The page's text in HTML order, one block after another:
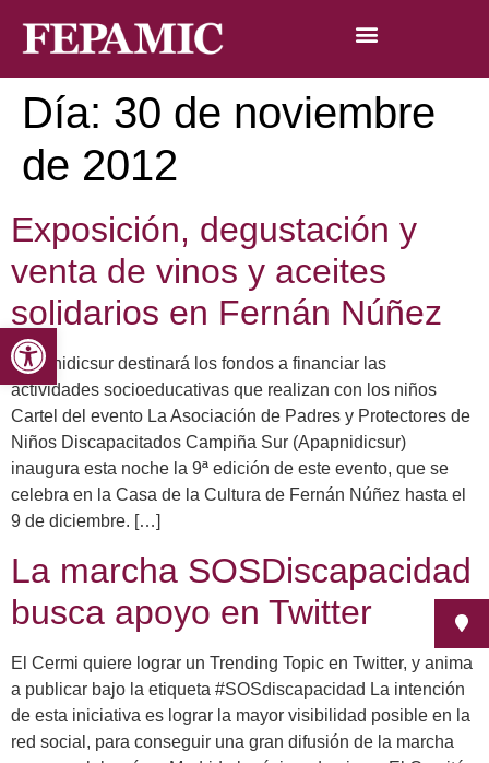
Abrir barra de herramientas
Día: 30 de noviembre
de 2012
Exposición, degustación y
venta de vinos y aceites
solidarios en Fernán Núñez
Apapnidicsur destinará los fondos a financiar las
actividades socioeducativas que realizan con los niños
Cartel del evento La Asociación de Padres y Protectores de
Niños Discapacitados Campiña Sur (Apapnidicsur)
inaugura esta noche la 9ª edición de este evento, que se
celebra en la Casa de la Cultura de Fernán Núñez hasta el
9 de diciembre. […]
La marcha SOSDiscapacidad
busca apoyo en Twitter
El Cermi quiere lograr un Trending Topic en Twitter, y anima
a publicar bajo la etiqueta #SOSdiscapacidad La intención
de esta iniciativa es lograr la mayor visibilidad posible en la
red social, para conseguir una gran difusión de la marcha